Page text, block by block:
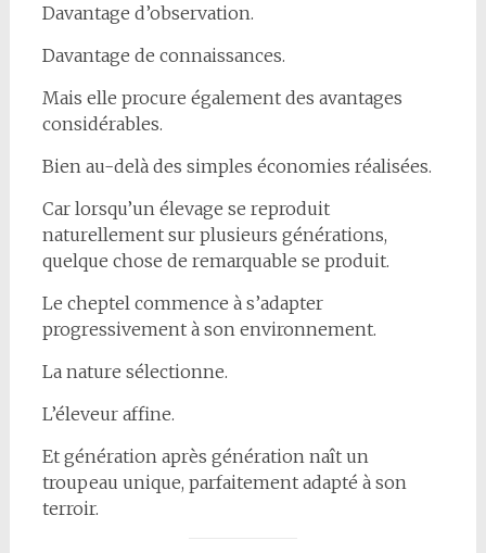
Davantage d’observation.
Davantage de connaissances.
Mais elle procure également des avantages
considérables.
Bien au-delà des simples économies réalisées.
Car lorsqu’un élevage se reproduit
naturellement sur plusieurs générations,
quelque chose de remarquable se produit.
Le cheptel commence à s’adapter
progressivement à son environnement.
La nature sélectionne.
L’éleveur affine.
Et génération après génération naît un
troupeau unique, parfaitement adapté à son
terroir.